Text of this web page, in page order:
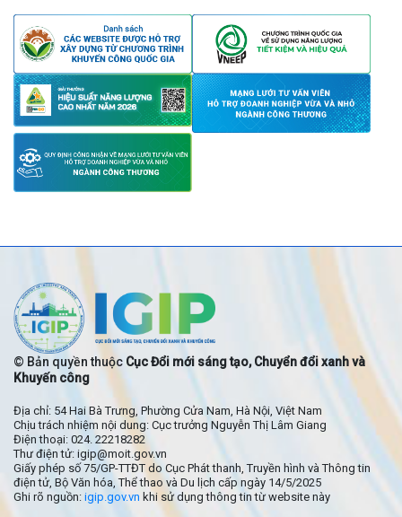
© Bản quyền thuộc Cục Đổi mới sáng tạo, Chuyển đổi xanh và
Khuyến công
Địa chỉ: 54 Hai Bà Trưng, Phường Cửa Nam, Hà Nội, Việt Nam
Chịu trách nhiệm nội dung: Cục trưởng Nguyễn Thị Lâm Giang
Điện thoại: 024. 22218282
Thư điện tử: igip@moit.gov.vn
Giấy phép số 75/GP-TTĐT do Cục Phát thanh, Truyền hình và Thông tin
điện tử, Bộ Văn hóa, Thể thao và Du lịch cấp ngày 14/5/2025
Ghi rõ nguồn: igip.gov.vn khi sử dụng thông tin từ website này